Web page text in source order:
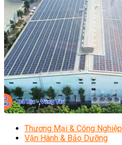
Thương Mại & Công Nghiệp
Vận Hành & Bảo Dưỡng